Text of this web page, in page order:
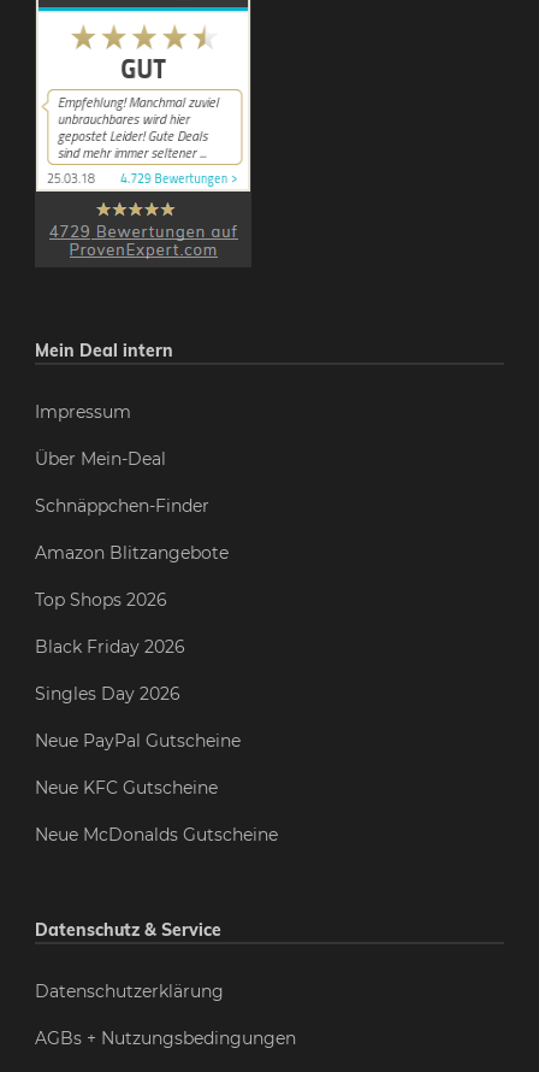
Mein Deal intern
Impressum
Über Mein-Deal
Schnäppchen-Finder
Amazon Blitzangebote
Top Shops 2026
Black Friday 2026
Singles Day 2026
Neue PayPal Gutscheine
Neue KFC Gutscheine
Neue McDonalds Gutscheine
Datenschutz & Service
Datenschutzerklärung
AGBs + Nutzungsbedingungen